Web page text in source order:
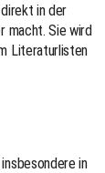
in der
macht. Sie wird
Literaturlisten
in